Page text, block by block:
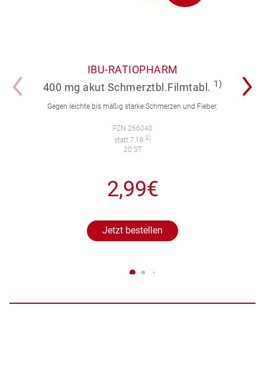
IBU-RATIOPHARM
400 mg akut Schmerztbl.Filmtabl. 1)
Gegen leichte bis mäßig starke Schmerzen und Fieber.
PZN 266040
statt 7,18 2)
20 ST
2,99€
Jetzt bestellen